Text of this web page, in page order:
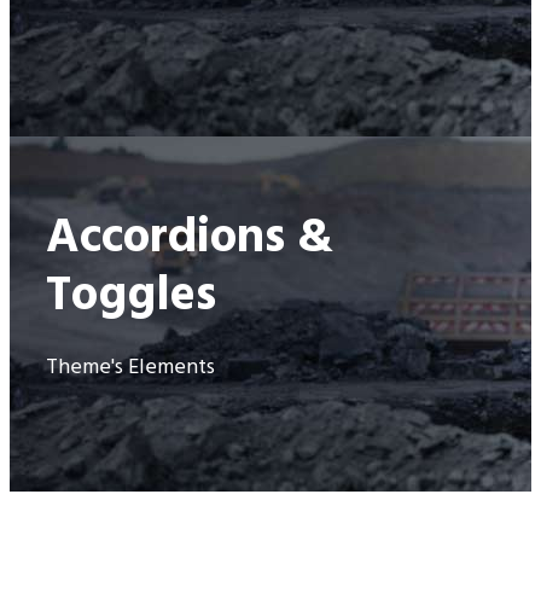
Accordions &
Toggles
Theme's Elements